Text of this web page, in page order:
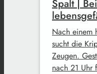
Spalt |
Nach einem
sucht die
Zeugen.
nach 21